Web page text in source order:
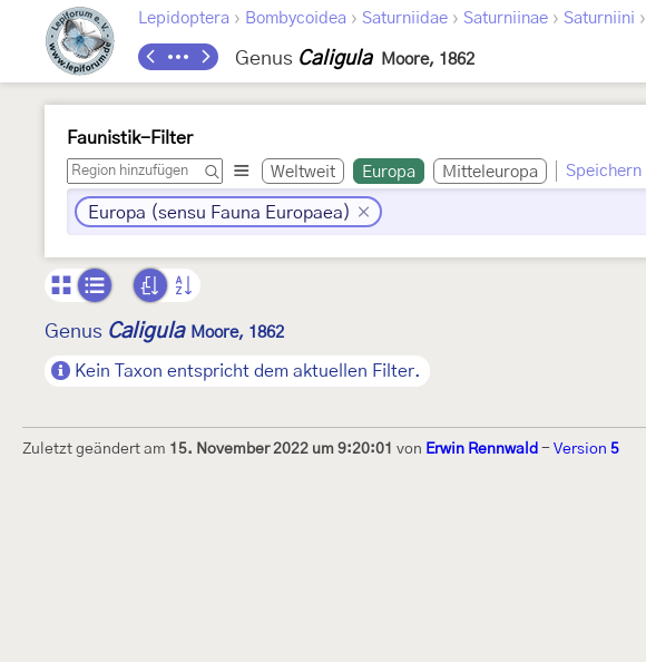
Lepidoptera › Bombycoidea › Saturniidae › Saturniinae › Saturniini ›
Genus Caligula Moore, 1862
Faunistik-Filter
Weltweit Europa Mitteleuropa Speichern
Europa (sensu Fauna Europaea)
Genus Caligula Moore, 1862
Kein Taxon entspricht dem aktuellen Filter.
Zuletzt geändert am 15. November 2022 um 9:20:01 von Erwin Rennwald - Version 5